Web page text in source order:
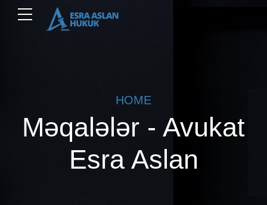
HOME
Məqalələr - Avukat
Esra Aslan